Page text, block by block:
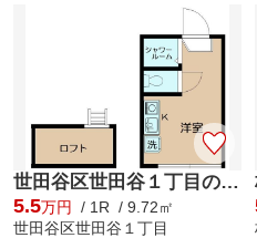
世田谷区世田谷１丁目のアパート
5.5万円
/ 1R / 9.72㎡
世田谷区世田谷１丁目